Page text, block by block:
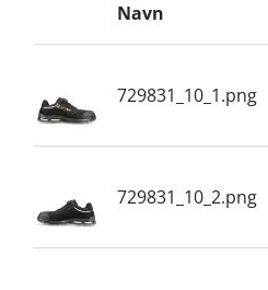
Navn
729831_10_1.png
729831_10_2.png